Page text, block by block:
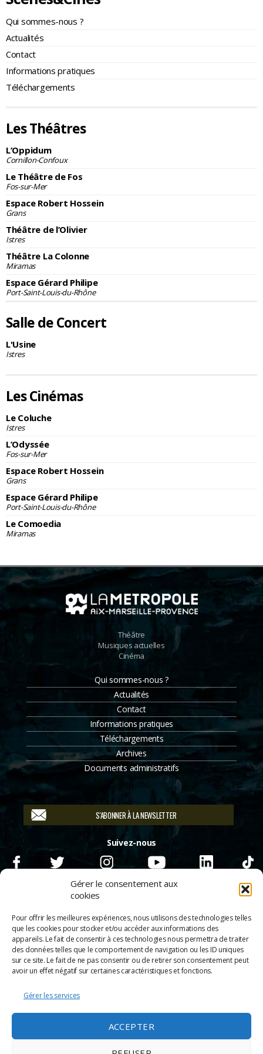
Gérer le consentement aux
cookies
Pour offrir les meilleures expériences, nous utilisons des technologies telles
que les cookies pour stocker et/ou accéder aux informations des
appareils. Le fait de consentir à ces technologies nous permettra de traiter
des données telles que le comportement de navigation ou les ID uniques
sur ce site. Le fait de ne pas consentir ou de retirer son consentement peut
avoir un effet négatif sur certaines caractéristiques et fonctions.
Gérer les services
ACCEPTER
Qui sommes-nous ?
Actualités
Contact
Informations pratiques
Téléchargements
Les Théâtres
L’Oppidum
Cornillon-Confoux
Le Théâtre de Fos
Fos-sur-Mer
Espace Robert Hossein
Grans
Théâtre de l’Olivier
Istres
Théâtre La Colonne
Miramas
Espace Gérard Philipe
Port-Saint-Louis-du-Rhône
Salle de Concert
L'Usine
Istres
Les Cinémas
Le Coluche
Istres
L’Odyssée
Fos-sur-Mer
Espace Robert Hossein
Grans
Espace Gérard Philipe
Port-Saint-Louis-du-Rhône
Le Comoedia
Miramas
Théâtre
Musiques actuelles
Cinéma
Qui sommes-nous ?
Actualités
Contact
Informations pratiques
Téléchargements
Archives
Documents administratifs
S'ABONNER À LA NEWSLETTER
Suivez-nous
© 2026Scènes & Cinés